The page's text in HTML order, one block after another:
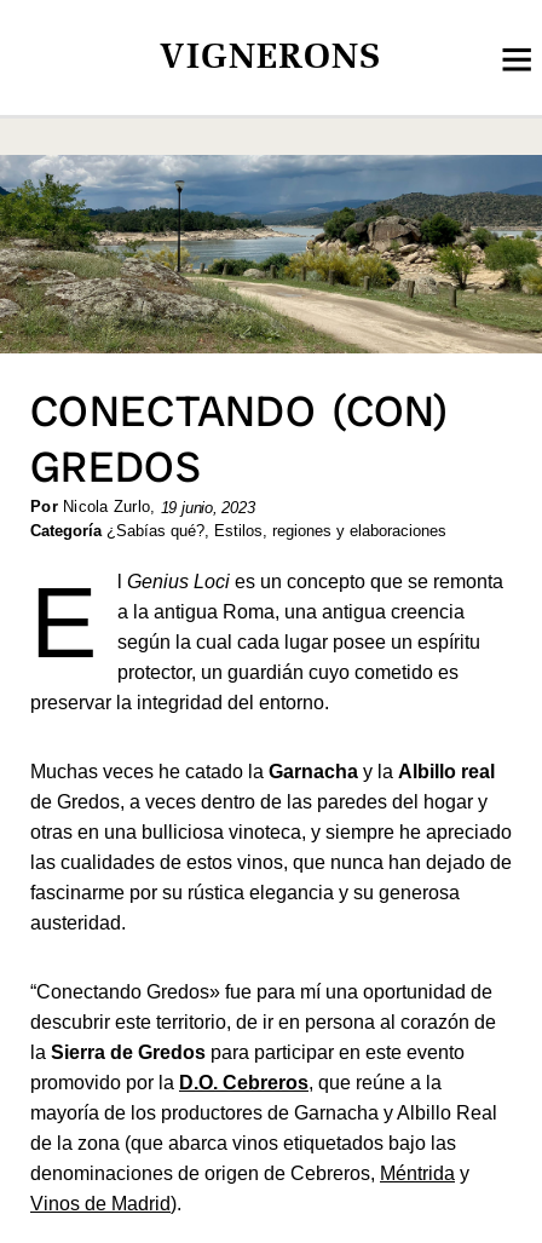
VIGNERONS
CONECTANDO (CON)
GREDOS
Por Nicola Zurlo, 19 junio, 2023
Categoría ¿Sabías qué? Estilos, regiones y elaboraciones
E Genius Locies un concepto que se remonta
a la antigua Roma, una antigua creencia
según la cual cada lugar posee un espíritu
protector, un guardián cuyo cometido es
preservar la integridad del entorno.
Muchas veces he catado la Garnacha y la Albillo real
de Gredos, a veces dentro de las paredes del hogar y
otras en una bulliciosa vinoteca, y siempre he apreciado
las cualidades de estos vinos, que nunca han dejado de
fascinarme por su rústica elegancia y su generosa
austeridad.
“Conectando Gredos» fue para mí una oportunidad de
descubrir este territorio, de ir en persona al corazón de
la Sierra de Gredos para participar en este evento
promovido por la D.O. Cebreros, que reúne a la
mayoría de los productores de Garnacha y Albillo Real
de la zona (que abarca vinos etiquetados bajo las
denominaciones de origen de Cebreros, Méntrida y
Vinos de Madrid).